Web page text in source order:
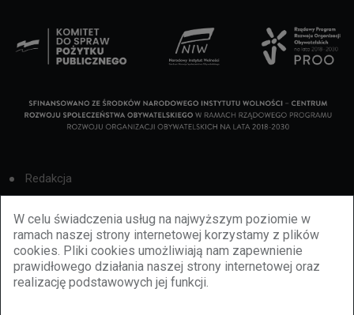
W celu świadczenia usług na najwyższym poziomie w
ramach naszej strony internetowej korzystamy z plików
cookies. Pliki cookies umożliwiają nam zapewnienie
prawidłowego działania naszej strony internetowej oraz
realizację podstawowych jej funkcji.
Redakcja
Cookies
Reklama
BBiletomania